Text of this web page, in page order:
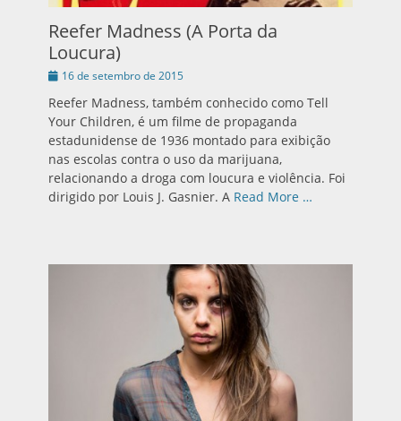
Reefer Madness (A Porta da
Loucura)
Publicado
16 de setembro de 2015
Reefer Madness, também conhecido como Tell
Your Children, é um filme de propaganda
estadunidense de 1936 montado para exibição
nas escolas contra o uso da marijuana,
relacionando a droga com loucura e violência. Foi
dirigido por Louis J. Gasnier. A Read More …